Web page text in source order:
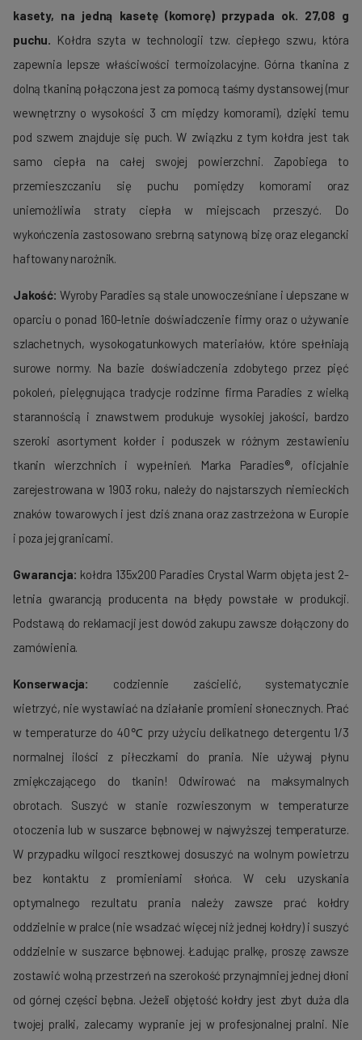
kasety, na jedną kasetę (komorę) przypada ok. 27,08 g
puchu. Kołdra szyta w technologii tzw. ciepłego szwu, która
zapewnia lepsze właściwości termoizolacyjne. Górna tkanina z
dolną tkaniną połączona jest za pomocą taśmy dystansowej (mur
wewnętrzny o wysokości 3 cm między komorami), dzięki temu
pod szwem znajduje się puch. W związku z tym kołdra jest tak
samo ciepła na całej swojej powierzchni. Zapobiega to
przemieszczaniu się puchu pomiędzy komorami oraz
uniemożliwia straty ciepła w miejscach przeszyć. Do
wykończenia zastosowano srebrną satynową bizę oraz elegancki
haftowany narożnik.
Jakość: Wyroby Paradies są stale unowocześniane i ulepszane w
oparciu o ponad 160-letnie doświadczenie firmy oraz o używanie
szlachetnych, wysokogatunkowych materiałów, które spełniają
surowe normy. Na bazie doświadczenia zdobytego przez pięć
poko­leń, pielę­gnująca tradycje rodzinne firma Paradies z wielką
starannością i znawstwem produ­kuje wysokiej jakości, bardzo
szeroki asortyment kołder i poduszek w róż­nym zestawieniu
tkanin wierzchnich i wypełnień. Marka Paradies®, oficjalnie
zarejestrowana w 1903 roku, należy do najstarszych nie­mieckich
znaków towarowych i jest dziś znana oraz zastrzeżona w Europie
i poza jej granicami.
Gwarancja: kołdra 135x200 Paradies Crystal Warm objęta jest 2-
letnia gwarancją producenta na błędy powstałe w produkcji.
Podstawą do reklamacji jest dowód zakupu zawsze dołączony do
zamówienia.
Konserwacja:
codziennie zaścielić, systematycznie
wietrzyć, nie wystawiać na działanie promieni słonecznych. Prać
w temperaturze do 40℃ przy użyciu delikatnego detergentu 1/3
normalnej ilości z piłeczkami do prania. Nie używaj płynu
zmiękczającego do tkanin! Odwirować na maksymalnych
obrotach. Suszyć w stanie rozwieszonym w temperaturze
otoczenia lub w suszarce bębnowej w najwyższej temperaturze.
W przypadku wilgoci resztkowej dosuszyć na wolnym powietrzu
bez kontaktu z promieniami słońca. W celu uzyskania
optymalnego rezultatu prania należy zawsze prać kołdry
oddzielnie w pralce (nie wsadzać więcej niż jednej kołdry) i suszyć
oddzielnie w suszarce bębnowej. Ładując pralkę, proszę zawsze
zostawić wolną przestrzeń na szerokość przynajmniej jednej dłoni
od górnej części bębna. Jeżeli objętość kołdry jest zbyt duża dla
twojej pralki, zalecamy wypranie jej w profesjonalnej pralni. Nie